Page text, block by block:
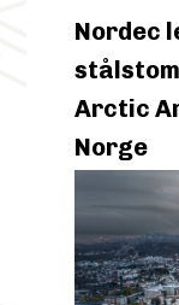
Nordec
Arctic
Norge